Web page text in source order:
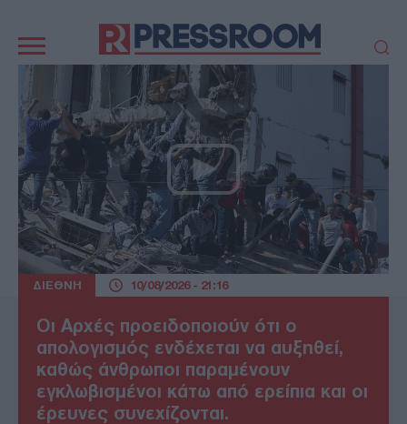
Κεντρική
πλοήγηση
ΠΟΛΙΤΙΚΗ
ΤΟΥΡΚΙΑ
ΟΙΚΟΝΟΜΙΑ
ΕΛΛΑΔΑ
ΕΚΚΛΗΣΙΑ
ΑΜΥΝΑ
ΔΙΕΘΝΗ
ΚΥΠΡΟΣ
MEDIA
LIFESTYLE
SPORTS
ΑΥΤΟΔΙΟΙΚΗΣΗ
AUTO - MOTO
ΓΑΣΤΡΟΝΟΜΙΑ
ΥΓΕΙΑ
ΤΕΧΝΟΛΟΓΙΑ
ΑΡΘΡΟΓΡΑΦΙΑ
ΔΙΕΘΝΗ 10/08/2026 - 21:16
Οι Αρχές προειδοποιούν ότι ο
απολογισμός ενδέχεται να αυξηθεί,
καθώς άνθρωποι παραμένουν
εγκλωβισμένοι κάτω από ερείπια και οι
έρευνες συνεχίζονται.